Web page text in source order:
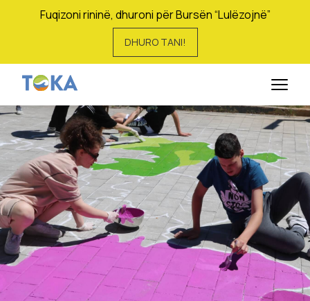
Fuqizoni rininë, dhuroni për Bursën “Lulëzojnë”
DHURO TANI!